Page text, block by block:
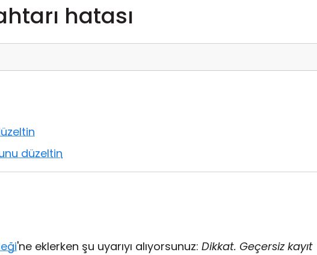
hatası
düzeltin
'ne eklerken şu uyarıyı alıyorsunuz: Dikkat. Geçersiz kayıt